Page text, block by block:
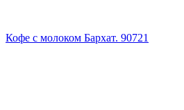
Кофе с молоком Бархат. 90721